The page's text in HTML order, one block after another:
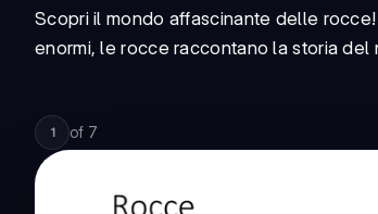
Scopri il mondo affascinante delle
enormi, le rocce raccontano la storia del
1 of 7